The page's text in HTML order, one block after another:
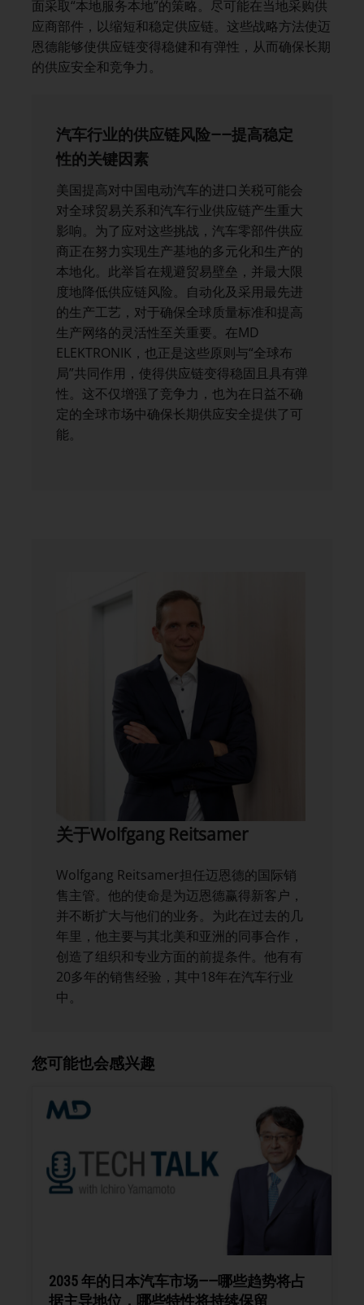
面采取“本地服务本地”的策略。尽可能在当地采购供
应商部件，以缩短和稳定供应链。这些战略方法使迈
恩德能够使供应链变得稳健和有弹性，从而确保长期
的供应安全和竞争力。
汽车行业的供应链风险——提高稳定
性的关键因素
美国提高对中国电动汽车的进口关税可能会
对全球贸易关系和汽车行业供应链产生重大
影响。为了应对这些挑战，汽车零部件供应
商正在努力实现生产基地的多元化和生产的
本地化。此举旨在规避贸易壁垒，并最大限
度地降低供应链风险。自动化及采用最先进
的生产工艺，对于确保全球质量标准和提高
生产网络的灵活性至关重要。在MD
ELEKTRONIK，也正是这些原则与“全球布
局”共同作用，使得供应链变得稳固且具有弹
性。这不仅增强了竞争力，也为在日益不确
定的全球市场中确保长期供应安全提供了可
能。
关于Wolfgang Reitsamer
Wolfgang Reitsamer担任迈恩德的国际销
售主管。他的使命是为迈恩德赢得新客户，
并不断扩大与他们的业务。为此在过去的几
年里，他主要与其北美和亚洲的同事合作，
创造了组织和专业方面的前提条件。他有有
20多年的销售经验，其中18年在汽车行业
中。
您可能也会感兴趣
2035 年的日本汽车市场——哪些趋势将占
据主导地位，哪些特性将持续保留